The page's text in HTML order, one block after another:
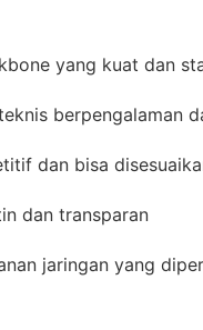
yang kuat dan
berpengalaman
dan bisa
dan transparan
jaringan yang